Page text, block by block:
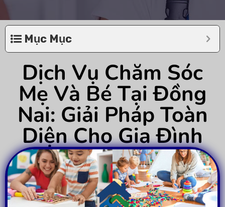
Mục Mục
Dịch Vụ Chăm Sóc
Mẹ Và Bé Tại Đồng
Nai: Giải Pháp Toàn
Diện Cho Gia Đình